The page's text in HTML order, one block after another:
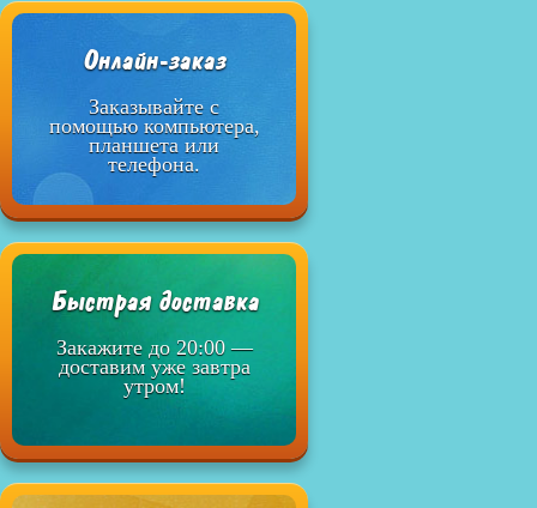
Онлайн-заказ
Заказывайте с
помощью компьютера,
планшета или
телефона.
Быстрая доставка
Закажите до 20:00 —
доставим уже завтра
утром!